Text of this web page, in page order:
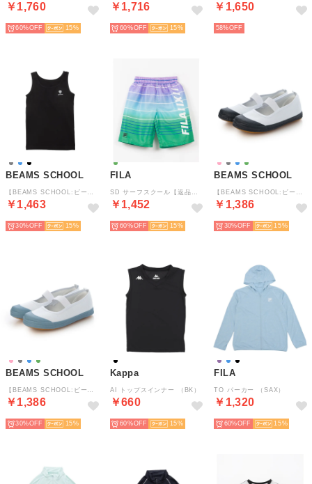
￥1,760
60% 15
￥1,716
60% 15
￥1,650
58%
BEAMS SCHOOL
￥1,463
30% 15
FILA
￥1,452
60% 15
BEAMS SCHOOL
￥1,386
30% 15
BEAMS SCHOOL
￥1,386
30% 15
Kappa
AI トップスインナー （BK）
￥660
60% 15
FILA
TO パーカー （SAX）
￥1,320
60% 15